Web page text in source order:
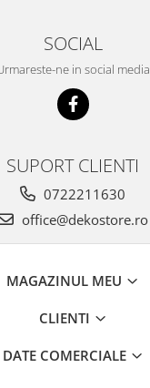
SOCIAL
ne in social media
SUPORT CLIENTI
0722211630
office@dekostore.ro
MAGAZINUL MEU
CLIENTI
DATE COMERCIALE